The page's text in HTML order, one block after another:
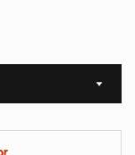
Sort